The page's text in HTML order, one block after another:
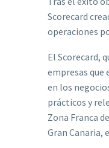
Scorecard
operaciones
El Scorecard,
empresas que
en los
prácticos y
Zona Franca
Gran